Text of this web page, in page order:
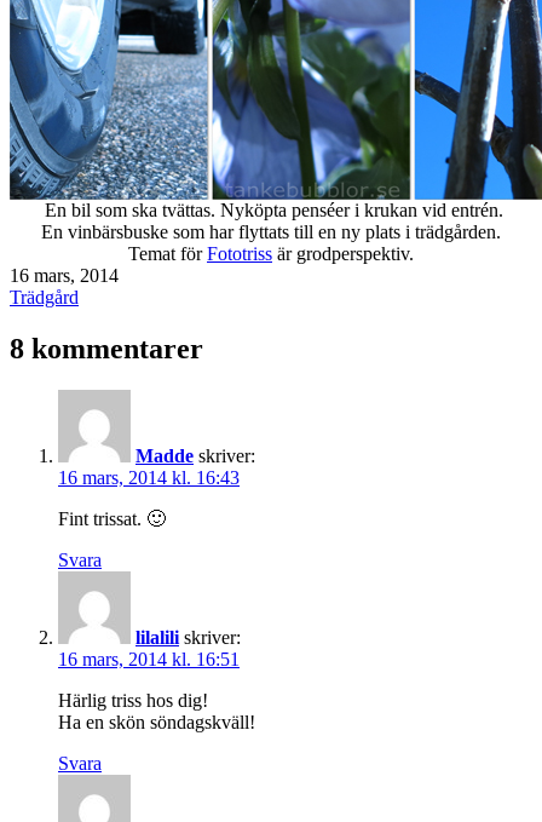
En bil som ska tvättas. Nyköpta penséer i krukan vid entrén.
En vinbärsbuske som har flyttats till en ny plats i trädgården.
Temat förFototriss är grodperspektiv.
Publicerat
den
16 mars, 2014
Kategoriserat
Trädgård
8 kommentarer
Madde skriver:
16 mars, 2014 kl. 16:43
Fint trissat. 🙂
Svara
lilalili skriver:
16 mars, 2014 kl. 16:51
Härlig triss hos dig!
Ha en skön söndagskväll!
Svara